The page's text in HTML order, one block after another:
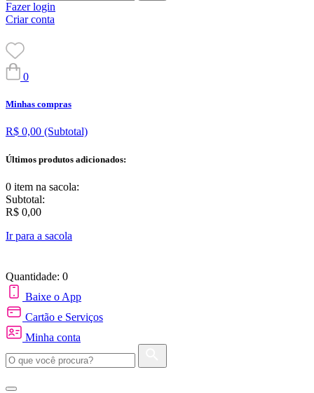
Fazer login
Criar conta
0
Minhas compras
R$ 0,00 (Subtotal)
Últimos produtos adicionados:
0 item na sacola:
Subtotal:
R$ 0,00
Ir para a sacola
Quantidade: 0
Baixe o App
Cartão e Serviços
Minha conta